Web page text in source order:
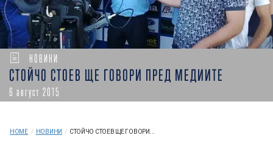
НОВИНИ
СТОЙЧО СТОЕВ ЩЕ ГОВОРИ ПРЕД МЕДИИТЕ
6 август 2015
HOME / НОВИНИ / СТОЙЧО СТОЕВ ЩЕ ГОВОРИ...